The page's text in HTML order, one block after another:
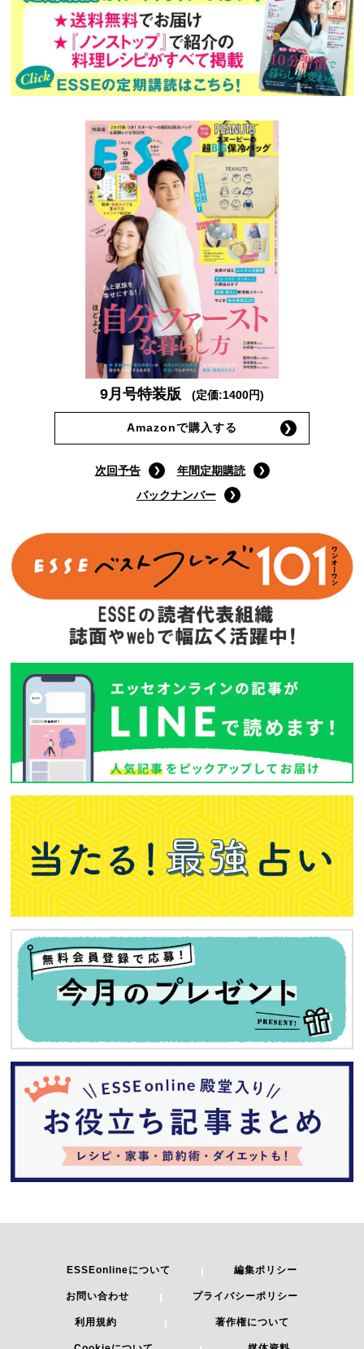
9月号特装版 (定価:1400円)
Amazonで購入する
次回予告
年間定期購読
バックナンバー
ESSEonlineについて 編集ポリシー
お問い合わせ プライバシーポリシー
利用規約 著作権について